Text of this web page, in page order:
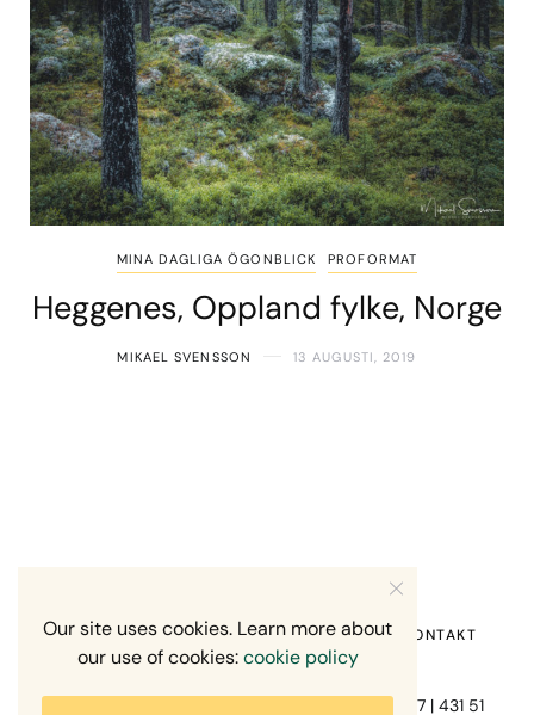
MINA DAGLIGA ÖGONBLICK PROFORMAT
Heggenes, Oppland fylke, Norge
MIKAEL SVENSSON 13 AUGUSTI, 2019
Fotograf Mikael Svensson | Gundefjällsgatan 407 | 431 51
HEM OM MIG RECENSION OM MIG KONTAKT
Our site uses cookies. Learn more about
our use of cookies:cookie policy